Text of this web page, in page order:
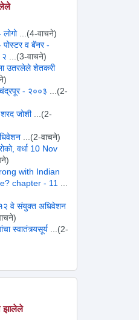
...(4-वाचने)
व बॅनर -
२
...(3-वाचने)
उतरलेले शेतकरी
- २००३
...(2-
जोशी
...(2-
...(2-वाचने)
वर्धा 10 Nov
with Indian
chapter - 11
वे संयुक्त अधिवेशन
स्वातंत्र्यसूर्य
...(2-
झालेले